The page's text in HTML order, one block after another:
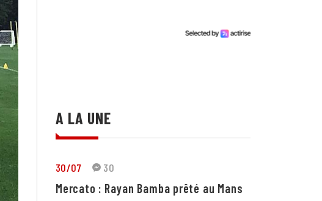
A LA UNE
30/07 30
Mercato : Rayan Bamba prêté au Mans